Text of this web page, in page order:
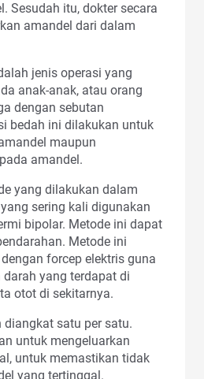
Sesudah itu, dokter secara
amandel dari dalam
jenis operasi yang
anak-anak, atau orang
dengan sebutan
bedah ini dilakukan untuk
maupun
amandel.
yang dilakukan dalam
sering kali digunakan
bipolar. Metode ini dapat
Metode ini
forcep elektris guna
yang terdapat di
otot di sekitarnya.
diangkat satu per satu.
untuk mengeluarkan
untuk memastikan tidak
yang tertinggal.